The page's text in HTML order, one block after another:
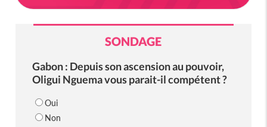
SONDAGE
Gabon : Depuis son ascension au pouvoir,
Oligui Nguema vous parait-il compétent ?
Oui
Non